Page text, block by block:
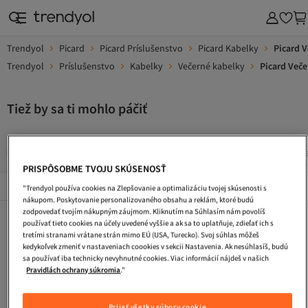
Trendyol Picard Picard Príslušenstvo Picard Kabelky
Picard
Trendyol
Príslušenstvo Kabelky Večerné kabelky Picard
Tiež by sa ti mohlo páčiť
Popularni Značky Zobraziť všetko
Kabelka Dlhe Vecerne Saty
Kokteilove Saty
Plazova Taska
Pletene Saty
Saty S Flitrami
Letne Saty
Tasky Cez Rameno
Ladvinka
PRISPÔSOBME TVOJU SKÚSENOSŤ
"Trendyol používa cookies na Zlepšovanie a optimalizáciu tvojej skúsenosti s
nákupom. Poskytovanie personalizovaného obsahu a reklám, ktoré budú
zodpovedať tvojím nákupným záujmom. Kliknutím na Súhlasím nám povolíš
používať tieto cookies na účely uvedené vyššie a ak sa to uplatňuje, zdieľať ich s
tretími stranami vrátane strán mimo EÚ (USA, Turecko). Svoj súhlas môžeš
kedykoľvek zmeniť v nastaveniach coookies v sekcii Nastavenia. Ak nesúhlasíš, budú
sa používať iba technicky nevyhnutné cookies. Viac informácií nájdeš v našich
Pravidlách ochrany súkromia."